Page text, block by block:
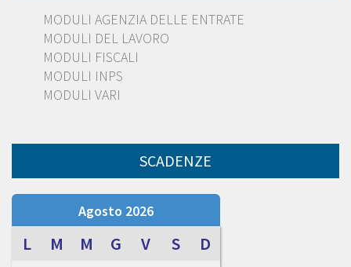
MODULI AGENZIA DELLE ENTRATE
MODULI DEL LAVORO
MODULI FISCALI
MODULI INPS
MODULI VARI
SCADENZE
Agosto 2026
L M M G V S D